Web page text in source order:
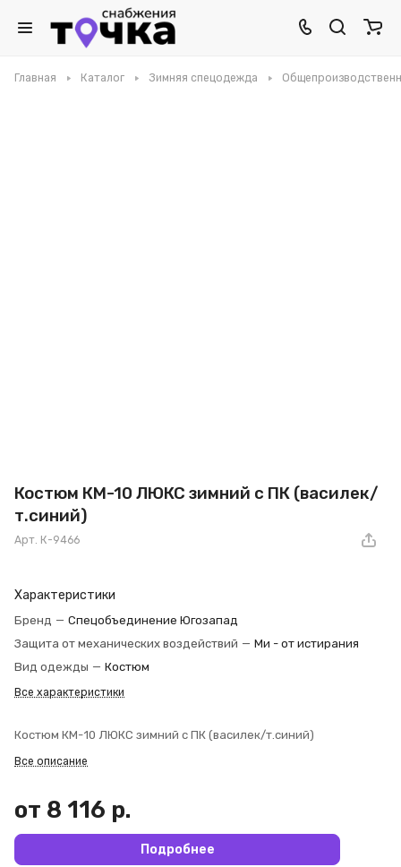
Главная Каталог Зимняя спецодежда
Костюм КМ-10 ЛЮКС зимний c ПК (василек/
т.синий)
Арт. К-9466
Характеристики
Бренд — Спецобъединение Югозапад
Защита от механических воздействий — Ми - от истирания
Вид одежды — Костюм
Все характеристики
Костюм КМ-10 ЛЮКС зимний c ПК (василек/т.синий)
Все описание
от 8 116 р.
Подробнее